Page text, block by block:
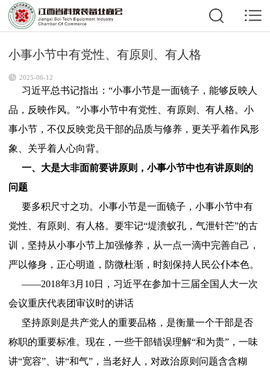
小事小节中有党性、有原则、有人格
2025-06-12
习近平总书记指出：“小事小节是一面镜子，能够反映人
品，反映作风。”小事小节中有党性、有原则、有人格。小
事小节，不仅反映党员干部的品质与修养，更关乎着作风形
象、关乎着人心向背。
一、大是大非面前要讲原则，小事小节中也有讲原则的
问题
要多积尺寸之功。小事小节是一面镜子，小事小节中有
党性、有原则、有人格。要牢记“堤溃蚁孔，气泄针芒”的古
训，坚持从小事小节上加强修养，从一点一滴中完善自己，
严以修身，正心明道，防微杜渐，时刻保持人民公仆本色。
——2018年3月10日，习近平在参加十三届全国人大一次
会议重庆代表团审议时的讲话
坚持原则是共产党人的重要品格，是衡量一个干部是否
称职的重要标准。现在，一些干部错误理解“和为贵”，一味
讲“宽容”、讲“和气”，当老好人，对政治原则问题含含糊